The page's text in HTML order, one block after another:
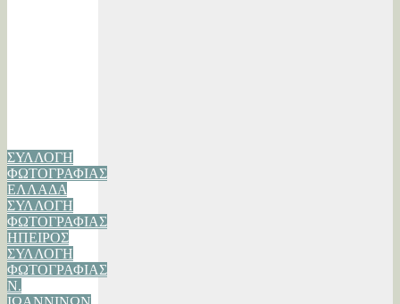
ΣΥΛΛΟΓΗ
ΦΩΤΟΓΡΑΦΙΑΣ
ΕΛΛΑΔΑ
ΣΥΛΛΟΓΗ
ΦΩΤΟΓΡΑΦΙΑΣ
ΗΠΕΙΡΟΣ
ΣΥΛΛΟΓΗ
ΦΩΤΟΓΡΑΦΙΑΣ
Ν.